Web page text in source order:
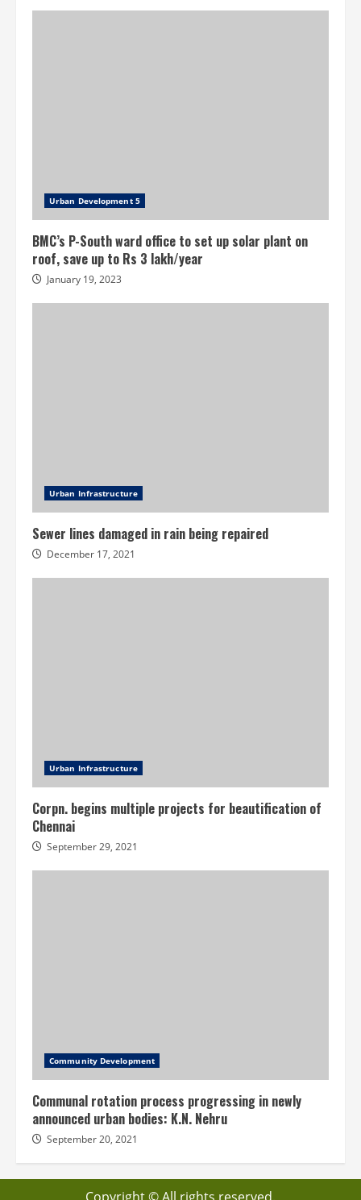
Urban Development 5
BMC’s P-South ward office to set up solar plant on
roof, save up to Rs 3 lakh/year
January 19, 2023
Urban Infrastructure
Sewer lines damaged in rain being repaired
December 17, 2021
Urban Infrastructure
Corpn. begins multiple projects for beautification of
Chennai
September 29, 2021
Community Development
Communal rotation process progressing in newly
announced urban bodies: K.N. Nehru
September 20, 2021